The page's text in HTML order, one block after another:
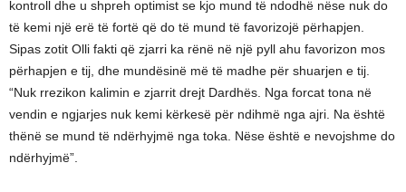
kontroll dhe u shpreh optimist se kjo mund të ndodhë nëse nuk do
të kemi një erë të fortë që do të mund të favorizojë përhapjen.
Sipas zotit Olli fakti që zjarri ka rënë në një pyll ahu favorizon mos
përhapjen e tij, dhe mundësinë më të madhe për shuarjen e tij.
“Nuk rrezikon kalimin e zjarrit drejt Dardhës. Nga forcat tona në
vendin e ngjarjes nuk kemi kërkesë për ndihmë nga ajri. Na është
thënë se mund të ndërhyjmë nga toka. Nëse është e nevojshme do
ndërhyjmë”.